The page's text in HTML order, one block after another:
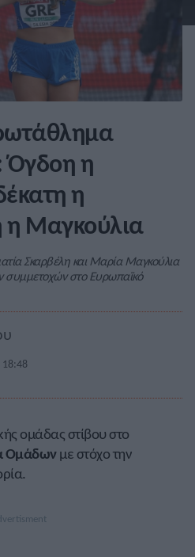
η
η
η Μαγκούλια
Σκαρβέλη και Μαρία Μαγκούλια
συμμετοχών στο Ευρωπαϊκό
18:48
ομάδας στίβου στο
Ομάδωνμε στόχο την